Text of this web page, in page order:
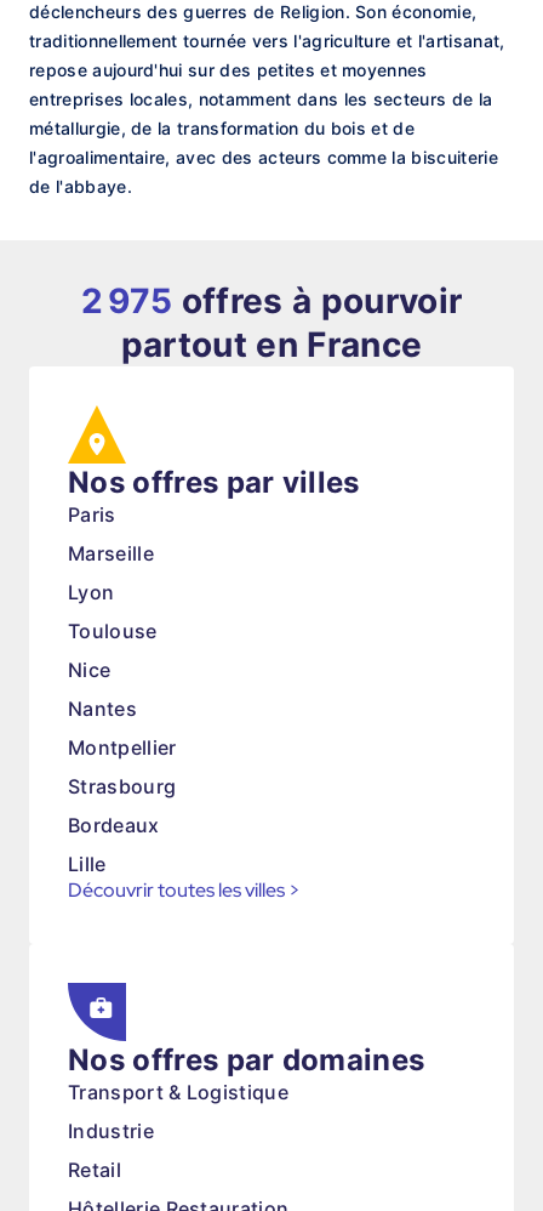
déclencheurs des guerres de Religion. Son économie,
traditionnellement tournée vers l'agriculture et l'artisanat,
repose aujourd'hui sur des petites et moyennes
entreprises locales, notamment dans les secteurs de la
métallurgie, de la transformation du bois et de
l'agroalimentaire, avec des acteurs comme la biscuiterie
de l'abbaye.
2 975 offres à pourvoir
partout en France
Nos offres par villes
Paris
Marseille
Lyon
Toulouse
Nice
Nantes
Montpellier
Strasbourg
Bordeaux
Lille
Découvrir toutes les villes >
Nos offres par domaines
Transport & Logistique
Industrie
Retail